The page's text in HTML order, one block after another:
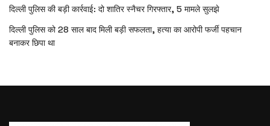
दिल्ली पुलिस की बड़ी कार्रवाई: दो शातिर स्नैचर गिरफ्तार, 5 मामले सुलझे
दिल्ली पुलिस को 28 साल बाद मिली बड़ी सफलता, हत्या का आरोपी फर्जी पहचान
बनाकर छिपा था